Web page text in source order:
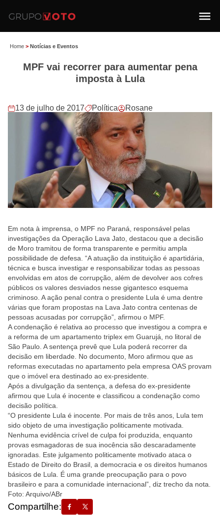
Home > Notícias e Eventos
MPF vai recorrer para aumentar pena
imposta à Lula
13 de julho de 2017 Política Rosane
Em nota à imprensa, o MPF no Paraná, responsável pelas
investigações da Operação Lava Jato, destacou que a decisão
de Moro tramitou de forma transparente e permitiu ampla
possibilidade de defesa. “A atuação da instituição é apartidária,
técnica e busca investigar e responsabilizar todas as pessoas
envolvidas em atos de corrupção, além de devolver aos cofres
públicos os valores desviados nesse gigantesco esquema
criminoso. A ação penal contra o presidente Lula é uma dentre
várias que foram propostas na Lava Jato contra centenas de
pessoas acusadas por corrupção”, afirmou o MPF.
A condenação é relativa ao processo que investigou a compra e
a reforma de um apartamento triplex em Guarujá, no litoral de
São Paulo. A sentença prevê que Lula poderá recorrer da
decisão em liberdade. No documento, Moro afirmou que as
reformas executadas no apartamento pela empresa OAS provam
que o imóvel era destinado ao ex-presidente.
Após a divulgação da sentença, a defesa do ex-presidente
afirmou que Lula é inocente e classificou a condenação como
decisão política.
“O presidente Lula é inocente. Por mais de três anos, Lula tem
sido objeto de uma investigação politicamente motivada.
Nenhuma evidência crível de culpa foi produzida, enquanto
provas esmagadoras de sua inocência são descaradamente
ignoradas. Este julgamento politicamente motivado ataca o
Estado de Direito do Brasil, a democracia e os direitos humanos
básicos de Lula. É uma grande preocupação para o povo
brasileiro e para a comunidade internacional”, diz trecho da nota.
Foto: Arquivo/ABr
Compartilhe: